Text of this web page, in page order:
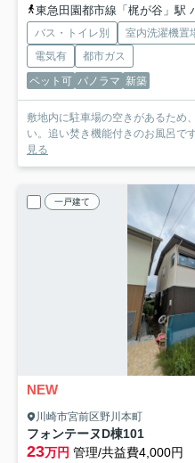
東急田園都市線「梶が谷」駅
バス・トイレ別 室内洗濯機置
電気有
都市ガス
ペット可 パノラマ 新築
敷地内に駐車場の空きがあるため
い。追い焚き機能付きのお風呂で
見る
一戸建て
NEW
川崎市宮前区野川本町
フォンテーヌD棟101
23万円 管理/共益費4,000円